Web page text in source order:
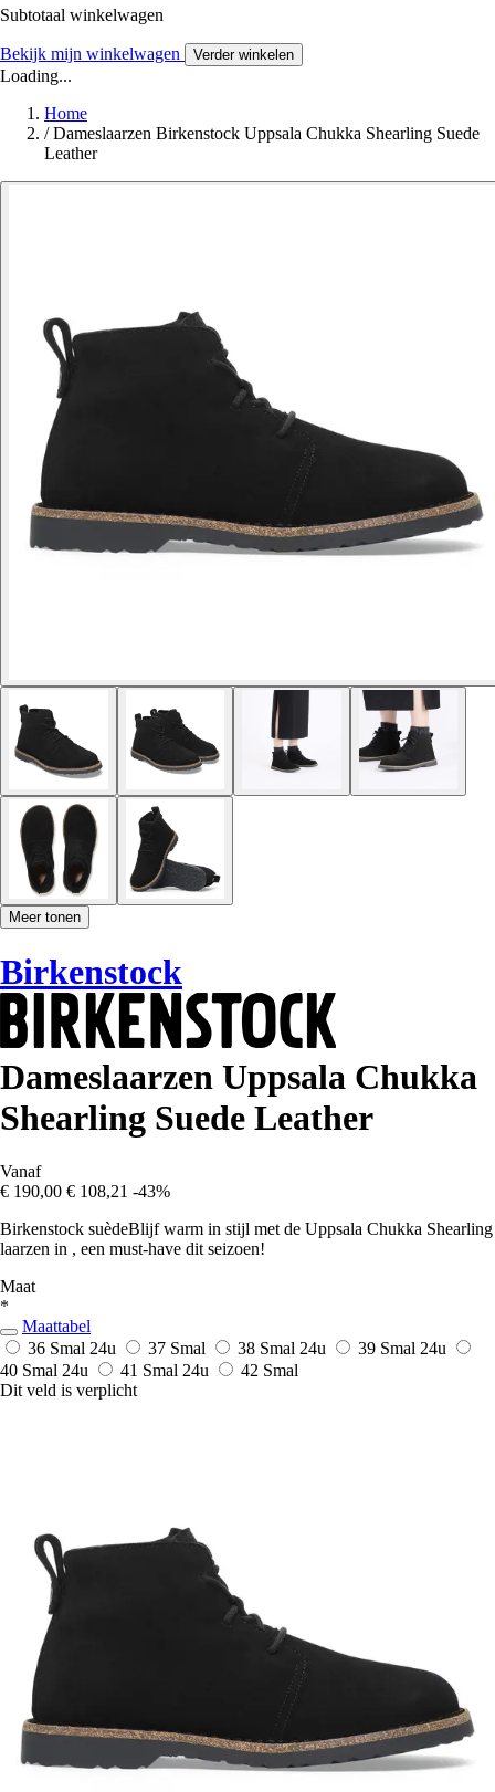
Subtotaal winkelwagen
Bekijk mijn winkelwagen Verder winkelen
Loading...
Home
/ Dameslaarzen Birkenstock Uppsala Chukka Shearling Suede
Leather
Meer tonen
Birkenstock
Dameslaarzen Uppsala Chukka
Shearling Suede Leather
Vanaf
€ 190,00 € 108,21 -43%
Birkenstock suèdeBlijf warm in stijl met de Uppsala Chukka Shearling
laarzen in , een must-have dit seizoen!
Maat
*
Maattabel
36 Smal 24u 37 Smal 38 Smal 24u 39 Smal 24u
40 Smal 24u 41 Smal 24u
42 Smal
Dit veld is verplicht